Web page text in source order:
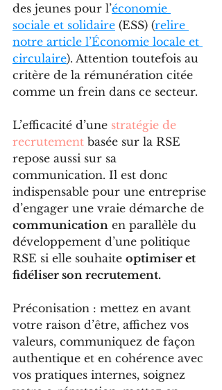
des jeunes pour l’économie
sociale et solidaire (ESS) (relire
notre article l’Économie locale et
circulaire). Attention toutefois au
critère de la rémunération citée
comme un frein dans ce secteur.
L’efficacité d’une stratégie de
recrutement basée sur la RSE
repose aussi sur sa
communication. Il est donc
indispensable pour une entreprise
d’engager une vraie démarche de
communication en parallèle du
développement d’une politique
RSE si elle souhaite optimiser et
fidéliser son recrutement.
Préconisation : mettez en avant
votre raison d’être, affichez vos
valeurs, communiquez de façon
authentique et en cohérence avec
vos pratiques internes, soignez